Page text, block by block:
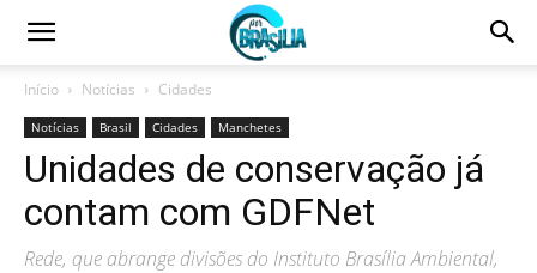
Início Notícias Cidades
Notícias Brasil Cidades Manchetes
Unidades de conservação já
contam com GDFNet
Rede, que abrange divisões do Instituto Brasília Ambiental,